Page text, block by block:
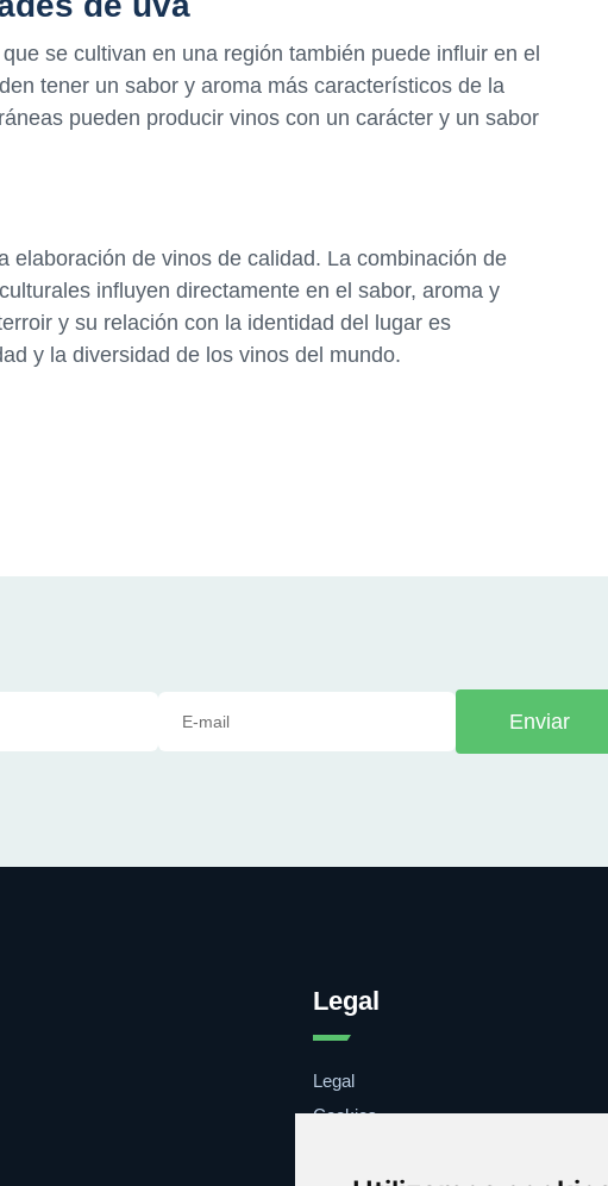
se cultivan en una región también puede influir en el
tener un sabor y aroma más característicos de la
pueden producir vinos con un carácter y un sabor
elaboración de vinos de calidad. La combinación de
influyen directamente en el sabor, aroma y
y su relación con la identidad del lugar es
y la diversidad de los vinos del mundo.
Enviar
Legal
Legal
Cookies